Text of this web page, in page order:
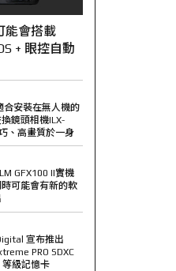
能會搭載
+ 眼控自動
合安裝在無人機的
鏡頭相機ILX-
、高畫質於一身
GFX100 II實機
可能會有新的軟
宣布推出
PRO SDXC
等級記憶卡